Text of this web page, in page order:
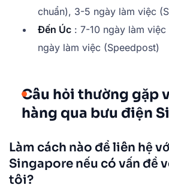
chuẩn), 3-5 ngày làm việc
Đến Úc : 7-10 ngày làm
ngày làm việc (Speedpost)
Câu hỏi thường gặp
hàng qua bưu điện
Làm cách nào để liên hệ
Singapore nếu có vấn đề
tôi?